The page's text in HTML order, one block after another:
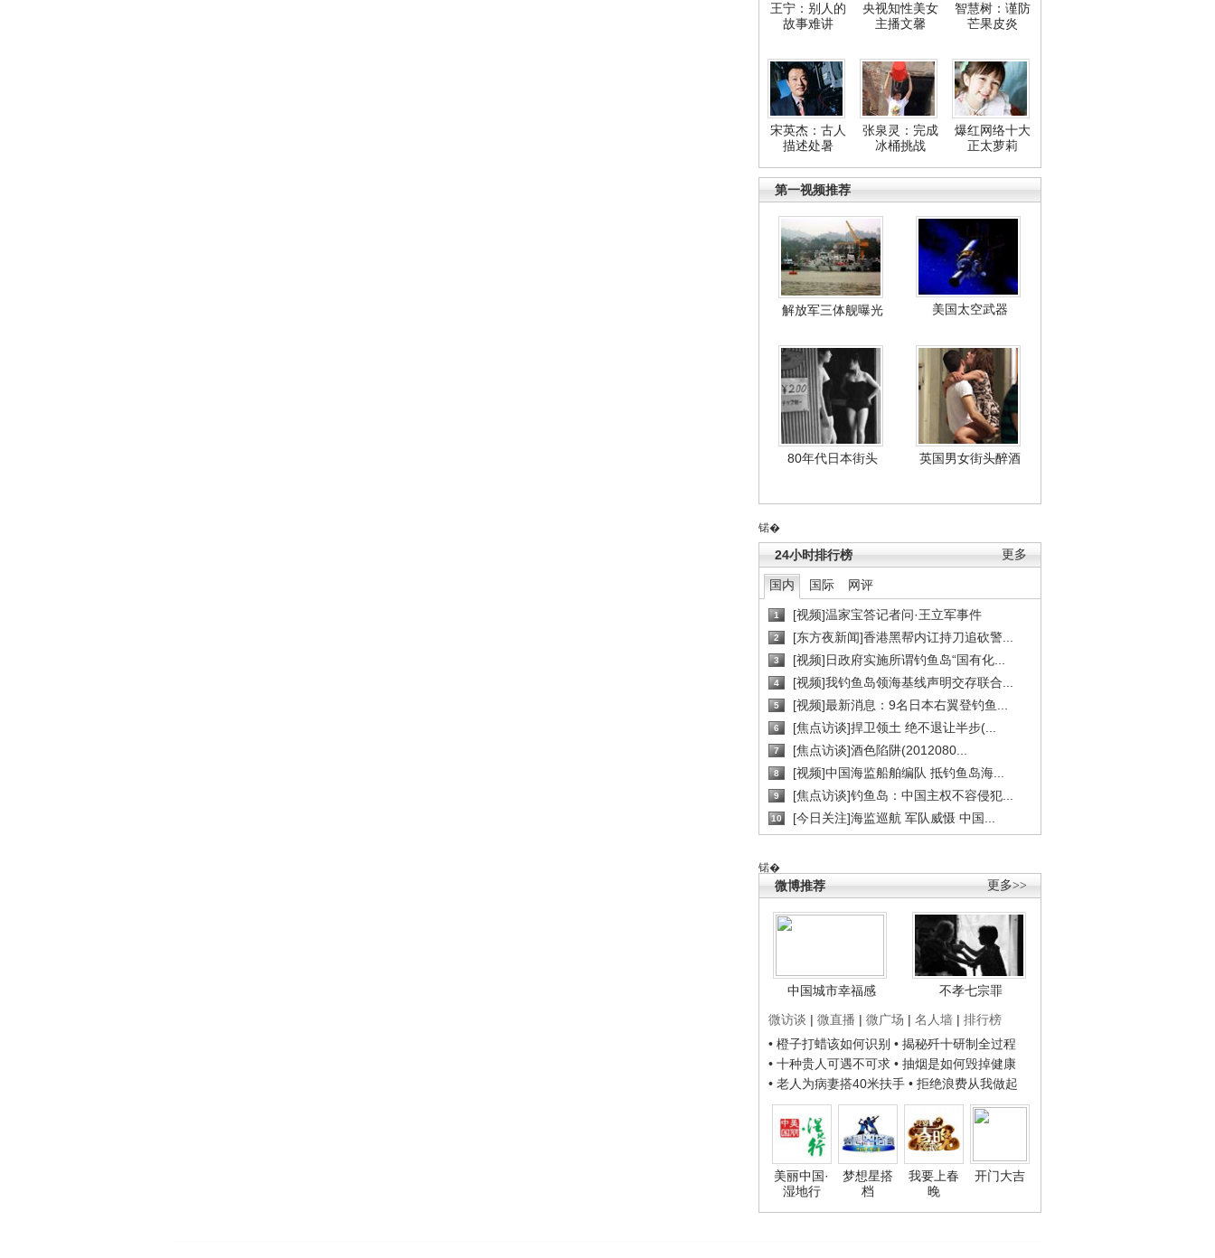
王宁：别人的
故事难讲
央视知性美女
主播文馨
智慧树：谨防
芒果皮炎
宋英杰：古人
描述处暑
张泉灵：完成
冰桶挑战
爆红网络十大
正太萝莉
第一视频推荐
解放军三体舰曝光 美国太空武器
80年代日本街头 英国男女街头醉酒
锘�
更多
24小时排行榜
国内 国际 网评
1 [视频]温家宝答记者问·王立军事件
2 [东方夜新闻]香港黑帮内讧持刀追砍警...
3 [视频]日政府实施所谓钓鱼岛“国有化...
4 [视频]我钓鱼岛领海基线声明交存联合...
5 [视频]最新消息：9名日本右翼登钓鱼...
6 [焦点访谈]捍卫领土 绝不退让半步(...
7 [焦点访谈]酒色陷阱(2012080...
8 [视频]中国海监船舶编队 抵钓鱼岛海...
9 [焦点访谈]钓鱼岛：中国主权不容侵犯...
10 [今日关注]海监巡航 军队威慑 中国...
锘�
更多>>
微博推荐
中国城市幸福感
不孝七宗罪
微访谈 | 微直播 | 微广场 | 名人墙 | 排行榜
• 橙子打蜡该如何识别 • 揭秘歼十研制全过程
• 十种贵人可遇不可求 • 抽烟是如何毁掉健康
• 老人为病妻搭40米扶手 • 拒绝浪费从我做起
美丽中国·
湿地行
梦想星搭
档
我要上春
晚
开门大吉